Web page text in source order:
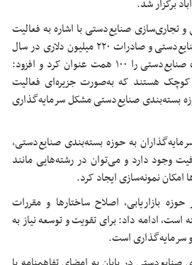
برگزار شد.
و تجاری‌سازی صنایع‌دستی با اشاره به فعالیت
۵۷۰ هزار هنرمند در حوزه صنایع‌دستی و صادرات ۲۲۰ میلیون دلاری در سال
گذشته، گردش مالی در حوزه صنایع‌دستی را ۱۰۰ همت عنوان کرد و افزود:
کوچک هستند که به‌صورت جزیره‌ای فعالیت
بسته‌بندی صنایع‌دستی مشکل سرمایه‌گذاری
به حوزه بسته‌بندی صنایع‌دستی،
وجود دارد و می‌توان در رشته‌هایی مانند
امکان نمونه‌سازی ایجاد کرد.
حوزه بازاریابی، اصلاح ساختارها و مقررات
ادامه داد: برای تقویت و توسعه نیاز به
است.